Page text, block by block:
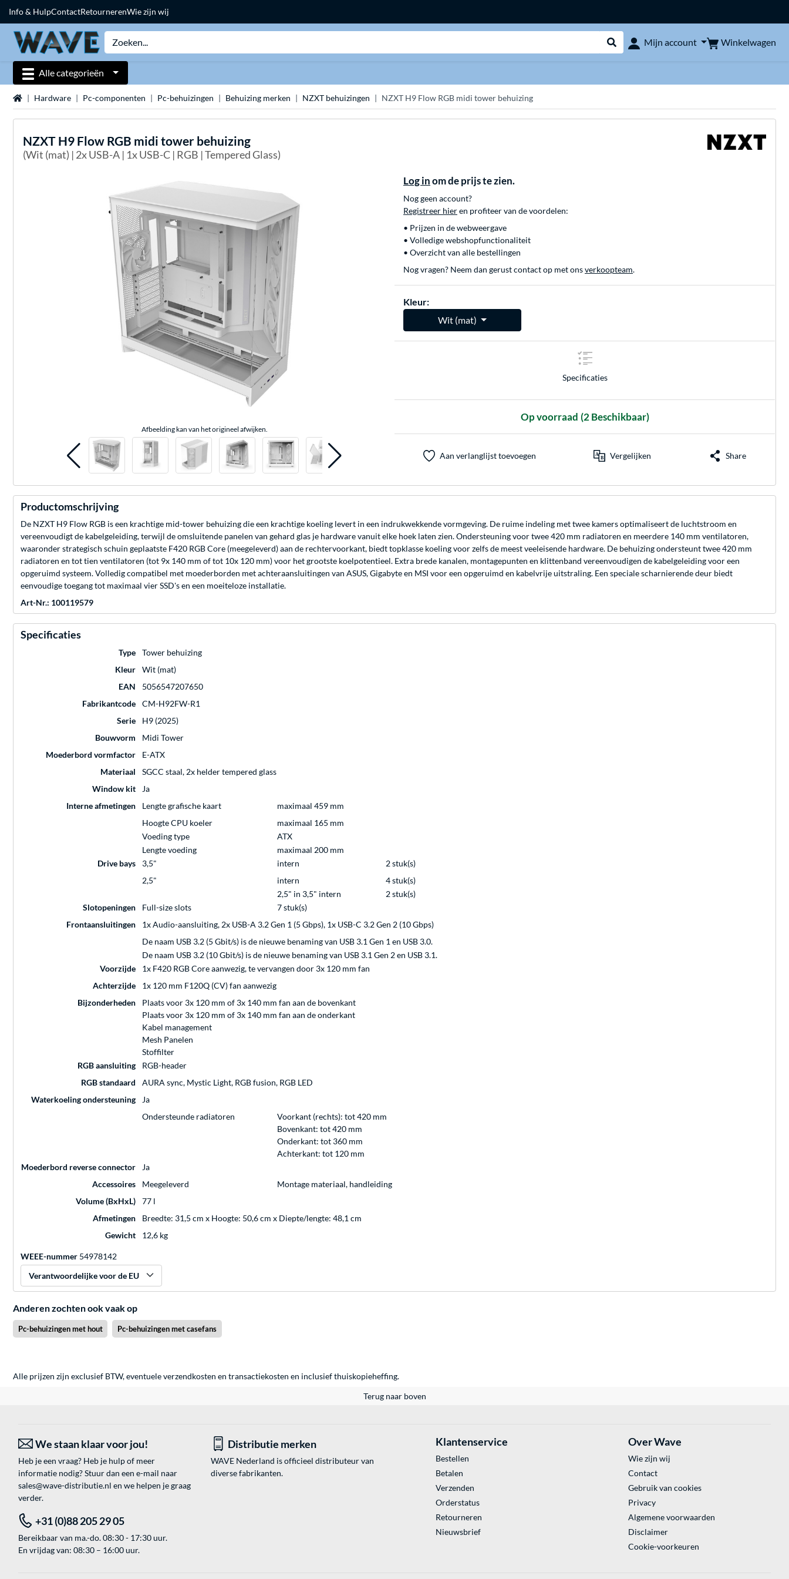
Info & HulpContactRetournerenWie zijn wij
Webshop doorzoeken
Mijn account Winkelwagen
Alle categorieën
Home Hardware Pc-componenten Pc-behuizingen Behuizing merken NZXT behuizingen NZXT H9 Flow RGB midi tower behuizing
NZXT H9 Flow RGB midi tower behuizing
(Wit (mat) | 2x USB-A | 1x USB-C | RGB | Tempered Glass)
Afbeelding kan van het origineel afwijken.
Log in om de prijs te zien.
Nog geen account?
Registreer hieren profiteer van de voordelen:
• Prijzen in de webweergave
• Volledige webshopfunctionaliteit
• Overzicht van alle bestellingen
Nog vragen? Neem dan gerust contact op met onsverkoopteam.
Kleur:
Wit (mat)
Specificaties
Op voorraad (2 Beschikbaar)
Aan verlanglijst toevoegen Vergelijken Share
Productomschrijving
De NZXT H9 Flow RGB is een krachtige mid-tower behuizing die een krachtige koeling levert in een indrukwekkende vormgeving. De ruime indeling met twee kamers optimaliseert de luchtstroom en
vereenvoudigt de kabelgeleiding, terwijl de omsluitende panelen van gehard glas je hardware vanuit elke hoek laten zien. Ondersteuning voor twee 420 mm radiatoren en meerdere 140 mm ventilatoren,
waaronder strategisch schuin geplaatste F420 RGB Core (meegeleverd) aan de rechtervoorkant, biedt topklasse koeling voor zelfs de meest veeleisende hardware. De behuizing ondersteunt twee 420 mm
radiatoren en tot tien ventilatoren (tot 9x 140 mm of tot 10x 120 mm) voor het grootste koelpotentieel. Extra brede kanalen, montagepunten en klittenband vereenvoudigen de kabelgeleiding voor een
opgeruimd systeem. Volledig compatibel met moederborden met achteraansluitingen van ASUS, Gigabyte en MSI voor een opgeruimd en kabelvrije uitstraling. Een speciale scharnierende deur biedt
eenvoudige toegang tot maximaal vier SSD's en een moeiteloze installatie.
Art-Nr.: 100119579
Specificaties
Type
Tower behuizing
Kleur
Wit (mat)
EAN
5056547207650
Fabrikantcode
CM-H92FW-R1
Serie
H9 (2025)
Bouwvorm
Midi Tower
Moederbord vormfactor
E-ATX
Materiaal
SGCC staal, 2x helder tempered glass
Window kit
Ja
Interne afmetingen
Lengte grafische kaart
maximaal 459 mm
Hoogte CPU koeler
maximaal 165 mm
Voeding type
ATX
Lengte voeding
maximaal 200 mm
Drive bays
3,5" intern
2 stuk(s)
2,5"
intern
4 stuk(s)
2,5" in 3,5" intern
2 stuk(s)
Slotopeningen
Full-size slots
7 stuk(s)
Frontaansluitingen
1x Audio-aansluiting, 2x USB-A 3.2 Gen 1 (5 Gbps), 1x USB-C 3.2 Gen 2 (10 Gbps)
De naam USB 3.2 (5 Gbit/s) is de nieuwe benaming van USB 3.1 Gen 1 en USB 3.0.
De naam USB 3.2 (10 Gbit/s) is de nieuwe benaming van USB 3.1 Gen 2 en USB 3.1.
Voorzijde
1x F420 RGB Core aanwezig, te vervangen door 3x 120 mm fan
Achterzijde
1x 120 mm F120Q (CV) fan aanwezig
Bijzonderheden
Plaats voor 3x 120 mm of 3x 140 mm fan aan de bovenkant
Plaats voor 3x 120 mm of 3x 140 mm fan aan de onderkant
Kabel management
Mesh Panelen
Stoffilter
RGB aansluiting
RGB-header
RGB standaard
AURA sync, Mystic Light, RGB fusion, RGB LED
Waterkoeling ondersteuning
Ja
Ondersteunde radiatoren
Voorkant (rechts): tot 420 mm
Bovenkant: tot 420 mm
Onderkant: tot 360 mm
Achterkant: tot 120 mm
Moederbord reverse connector
Ja
Accessoires
Meegeleverd
Montage materiaal, handleiding
Volume (BxHxL)
77 l
Afmetingen
Breedte: 31,5 cm x Hoogte: 50,6 cm x Diepte/lengte: 48,1 cm
Gewicht
12,6 kg
WEEE-nummer 54978142
Verantwoordelijke voor de EU
Anderen zochten ook vaak op
Pc-behuizingen met hout Pc-behuizingen met casefans
Alle prijzen zijn exclusief BTW, eventuele verzendkosten en transactiekosten en inclusief thuiskopieheffing.
Terug naar boven
We staan klaar voor jou!
Heb je een vraag? Heb je hulp of meer
informatie nodig? Stuur dan een e-mail naar
sales@wave-distributie.nl en we helpen je graag
verder.
Distributie merken
WAVE Nederland is officieel distributeur van
diverse fabrikanten.
+31 (0)88 205 29 05
Bereikbaar van ma.-do. 08:30 - 17:30 uur.
En vrijdag van: 08:30 – 16:00 uur.
Klantenservice
Bestellen
Betalen
Verzenden
Orderstatus
Retourneren
Nieuwsbrief
Over Wave
Wie zijn wij
Contact
Gebruik van cookies
Privacy
Algemene voorwaarden
Disclaimer
Cookie-voorkeuren